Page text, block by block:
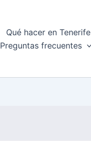
Qué hacer en Tenerife
Preguntas frecuentes